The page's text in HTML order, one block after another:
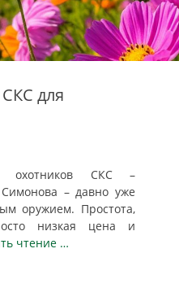
для
охотников СКС –
– давно уже
оружием. Простота,
низкая цена и
чтение …